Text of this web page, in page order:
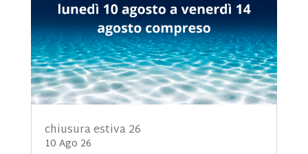
chiusura estiva 26
10 Ago 26